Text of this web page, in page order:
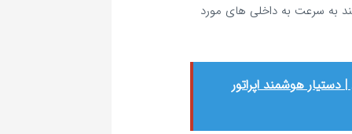
به سرعت به داخلی‌ های مورد
هوشمند اپراتور